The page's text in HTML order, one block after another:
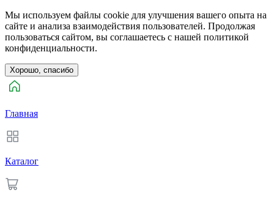
Мы используем файлы cookie для улучшения вашего опыта на
сайте и анализа взаимодействия пользователей. Продолжая
пользоваться сайтом, вы соглашаетесь с нашей политикой
конфиденциальности.
Хорошо, спасибо
Главная
Каталог